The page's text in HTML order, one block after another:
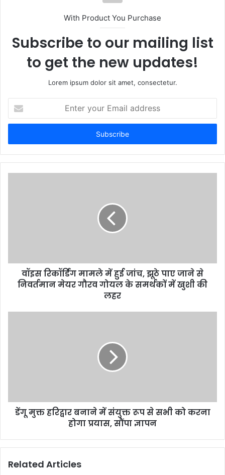
With Product You Purchase
Subscribe to our mailing list
to get the new updates!
Lorem ipsum dolor sit amet, consectetur.
your
Email
वॉइस रिकॉर्डिंग मामले में हुई जांच, झूठे पाए जाने से
निवर्तमान मेयर गौरव गोयल के समर्थकों में खुशी की
लहर
डेंगू मुक्त हरिद्वार बनाने में संयुक्त रूप से सभी को करना
होगा प्रयास, सौंपा ज्ञापन
Related Articles